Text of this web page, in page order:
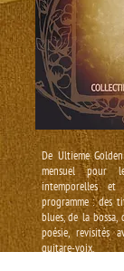
De Ultieme
mensuel pour
intemporelles et
programme : des
blues, de la
poésie, revisités
guitare-voix.